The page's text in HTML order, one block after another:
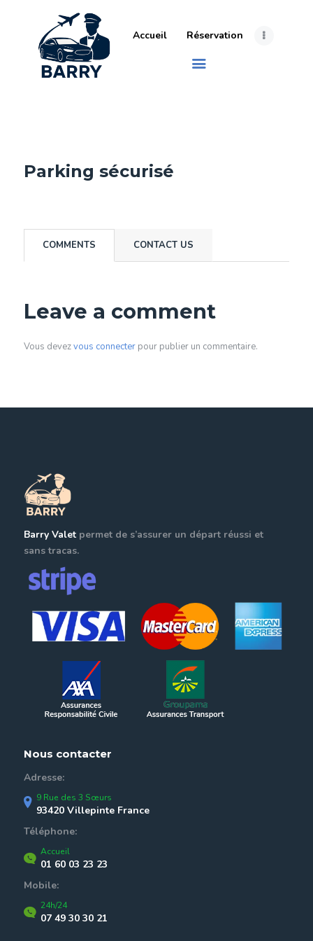
Accueil Réservation
Parking sécurisé
COMMENTS CONTACT US
Leave a comment
Vous devezvous connecterpour publier un commentaire.
Barry Valet permet de s’assurer un départ réussi et
sans tracas.
Nous contacter
Adresse:
9 Rue des 3 Sœurs
93420 Villepinte France
Téléphone:
Accueil
01 60 03 23 23
Mobile:
24h/24
07 49 30 30 21